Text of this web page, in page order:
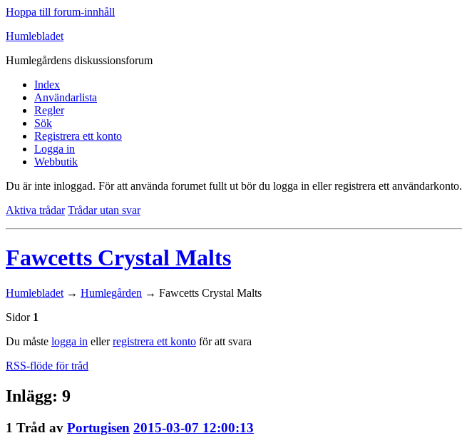
Hoppa till forum-innhåll
Humlebladet
Humlegårdens diskussionsforum
Index
Användarlista
Regler
Sök
Registrera ett konto
Logga in
Webbutik
Du är inte inloggad. För att använda forumet fullt ut bör du logga in eller registrera ett användarkonto.
Aktiva trådar Trådar utan svar
Fawcetts Crystal Malts
Humlebladet → Humlegården → Fawcetts Crystal Malts
Sidor 1
Du måste logga in ellerregistrera ett konto för att svara
RSS-flöde för tråd
Inlägg: 9
1 Tråd av Portugisen 2015-03-07 12:00:13